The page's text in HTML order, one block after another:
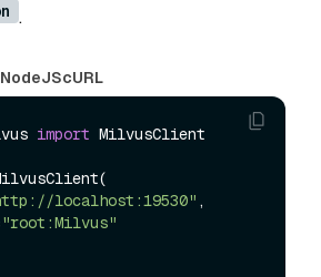
.
NodeJScURL
import MilvusClient
localhost:19530" ,
"root:Milvus"